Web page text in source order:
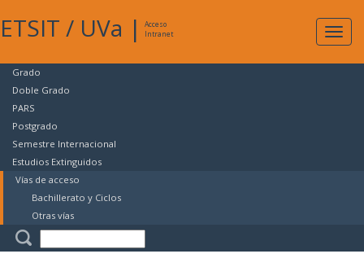
ETSIT / UVa |
Acceso
Intranet
Grado
Doble Grado
PARS
Postgrado
Semestre Internacional
Estudios Extinguidos
Vías de acceso
Bachillerato y Ciclos
Otras vías